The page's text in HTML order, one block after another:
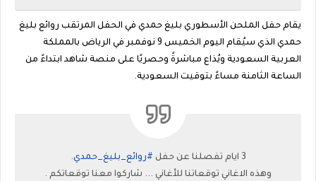
يقام حفل الملحن الأسطوري بليغ حمدي في الحفل المرتقب روائع بليغ
حمدي الذي سيُقام اليوم الخميس 9 نوفمبر في الرياض بالمملكة
العربية السعودية ويُذاع مباشرةً وحصريًا على منصة شاهد ابتداءً من
الساعة الثامنة مساءً بتوقيت السعودية.
3 ايام تفصلنا عن حفل #روائع_بليغ_حمدي.
وهذه الاغاني توقعاتنا للأغاني ... شاركوا معنا توقعاتكم .